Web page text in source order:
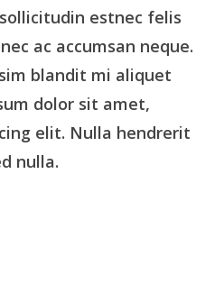
estnec felis
ac accumsan neque.
blandit mi aliquet
dolor sit amet,
elit. Nulla hendrerit
nulla.